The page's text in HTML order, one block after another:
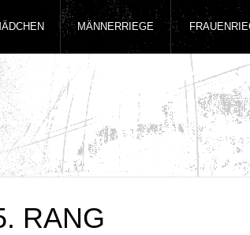
MÄNNERRIEGE
RANG